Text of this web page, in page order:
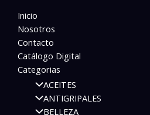
Inicio
Nosotros
Contacto
Catálogo Digital
Categorias
ACEITES
ANTIGRIPALES
BELLEZA